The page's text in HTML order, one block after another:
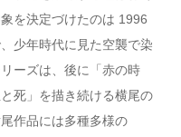
を決定づけたのは 1996
少年時代に見た空襲で染
ーズは、後に「赤の時
死」を描き続ける横尾の
作品には多種多様の